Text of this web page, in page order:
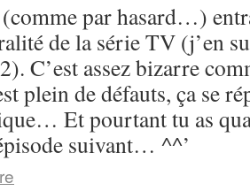
(comme par hasard…)
de la série TV (j’en
C’est assez bizarre
plein de défauts, ça se
Et pourtant tu as
suivant… ^^’